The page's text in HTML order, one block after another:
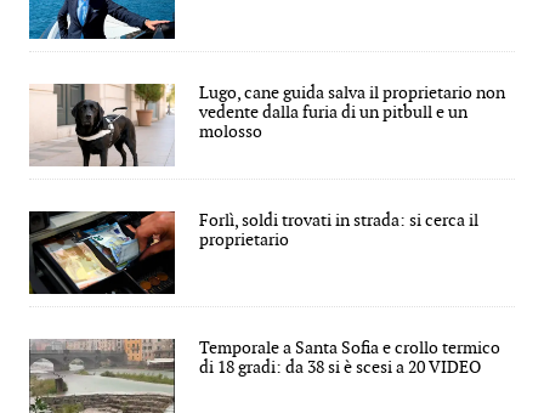
Lugo, cane guida salva il proprietario non
vedente dalla furia di un pitbull e un
molosso
Forlì, soldi trovati in strada: si cerca il
proprietario
Temporale a Santa Sofia e crollo termico
di 18 gradi: da 38 si è scesi a 20 VIDEO